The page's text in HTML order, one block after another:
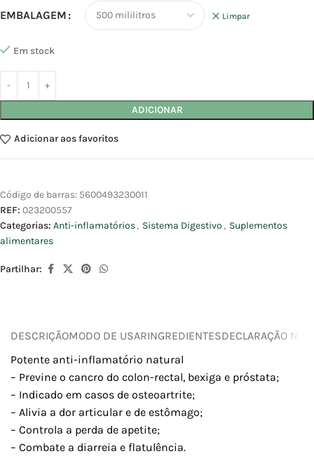
EMBALAGEM Limpar
Em stock
ADICIONAR
Adicionar aos favoritos
Código de barras: 5600493230011
REF: 023200557
Categorias: Anti-inflamatórios, Sistema Digestivo , Suplementos
alimentares
Partilhar:
DESCRIÇÃOMODO DE USARINGREDIENTESDECLARAÇÃO
Potente anti-inflamatório natural
– Previne o cancro do colon-rectal, bexiga e próstata;
– Indicado em casos de osteoartrite;
– Alivia a dor articular e de estômago;
– Controla a perda de apetite;
– Combate a diarreia e flatulência.